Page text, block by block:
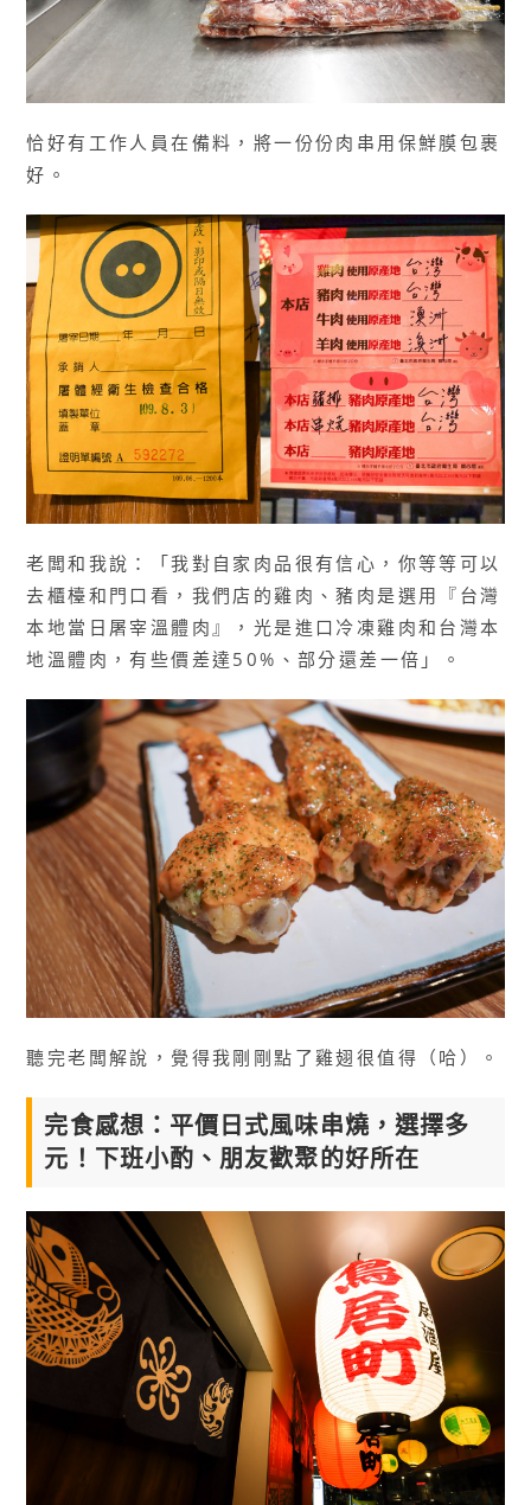
恰好有工作人員在備料，將一份份肉串用保鮮膜包裹
好。
老闆和我說：「我對自家肉品很有信心，你等等可以
去櫃檯和門口看，我們店的雞肉、豬肉是選用『台灣
本地當日屠宰溫體肉』，光是進口冷凍雞肉和台灣本
地溫體肉，有些價差達50%、部分還差一倍」。
聽完老闆解說，覺得我剛剛點了雞翅很值得（哈）。
完食感想：平價日式風味串燒，選擇多
元！下班小酌、朋友歡聚的好所在